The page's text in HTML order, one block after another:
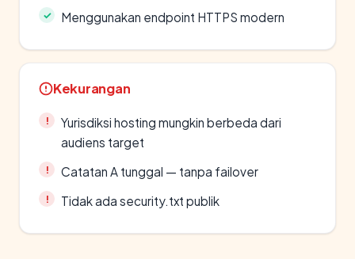
Menggunakan endpoint HTTPS modern
Kekurangan
Yurisdiksi hosting mungkin berbeda dari
audiens target
Catatan A tunggal — tanpa failover
Tidak ada security.txt publik